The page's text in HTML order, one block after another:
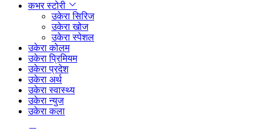
कभर स्टोरी
उकेरा सिरिज
उकेरा खोज
उकेरा स्पेशल
उकेरा कोलम
उकेरा प्रिमियम
उकेरा प्रदेश
उकेरा अर्थ
उकेरा स्वास्थ्य
उकेरा न्युज
उकेरा कला